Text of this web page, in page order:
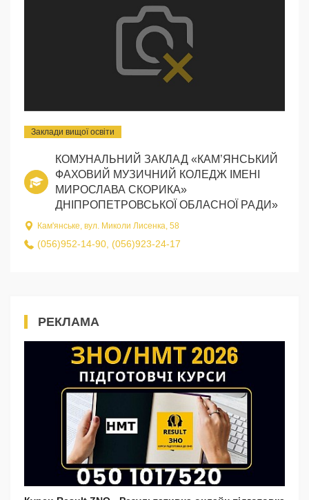
Заклади вищої освіти
КОМУНАЛЬНИЙ ЗАКЛАД «КАМ’ЯНСЬКИЙ
ФАХОВИЙ МУЗИЧНИЙ КОЛЕДЖ ІМЕНІ
МИРОСЛАВА СКОРИКА»
ДНІПРОПЕТРОВСЬКОЇ ОБЛАСНОЇ РАДИ»
Кам'янське, вул. Миколи Лисенка, 58
(056)952-14-90, (056)923-24-17
РЕКЛАМА